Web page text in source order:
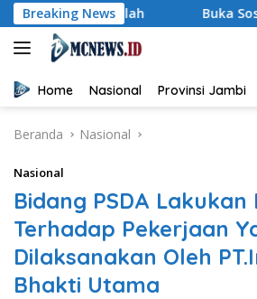
Langsung
ke
konten
Breaking News
Sekolah Buka Sosialisasi
Home Nasional Provinsi Jambi
Beranda Nasional
Nasional
Bidang PSDA Lakukan
Terhadap Pekerjaan
Dilaksanakan Oleh
Bhakti Utama